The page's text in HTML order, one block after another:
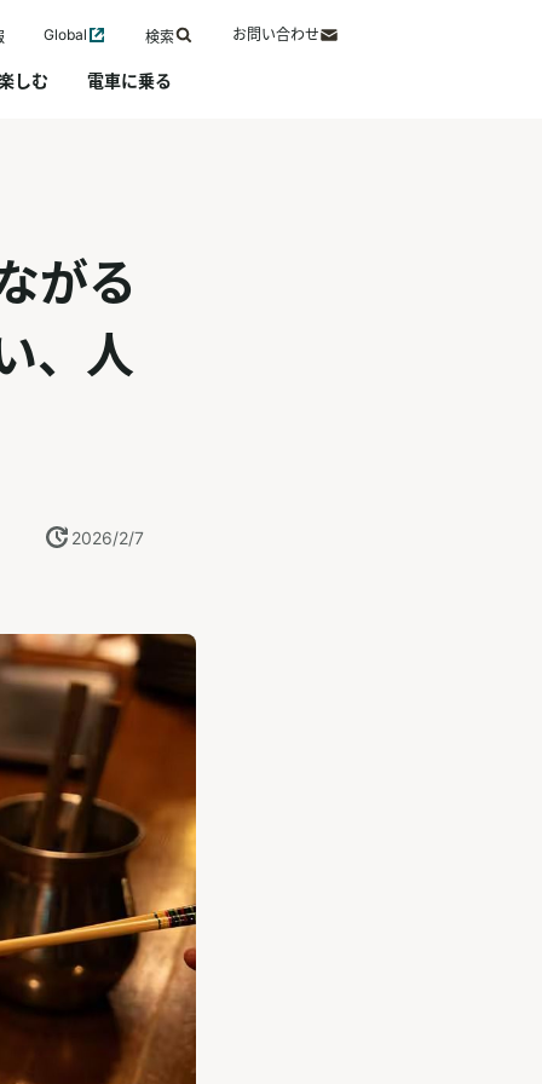
Global 検索 お問い合わせ
しむ 電車に乗る
がる
、人
2026/2/7